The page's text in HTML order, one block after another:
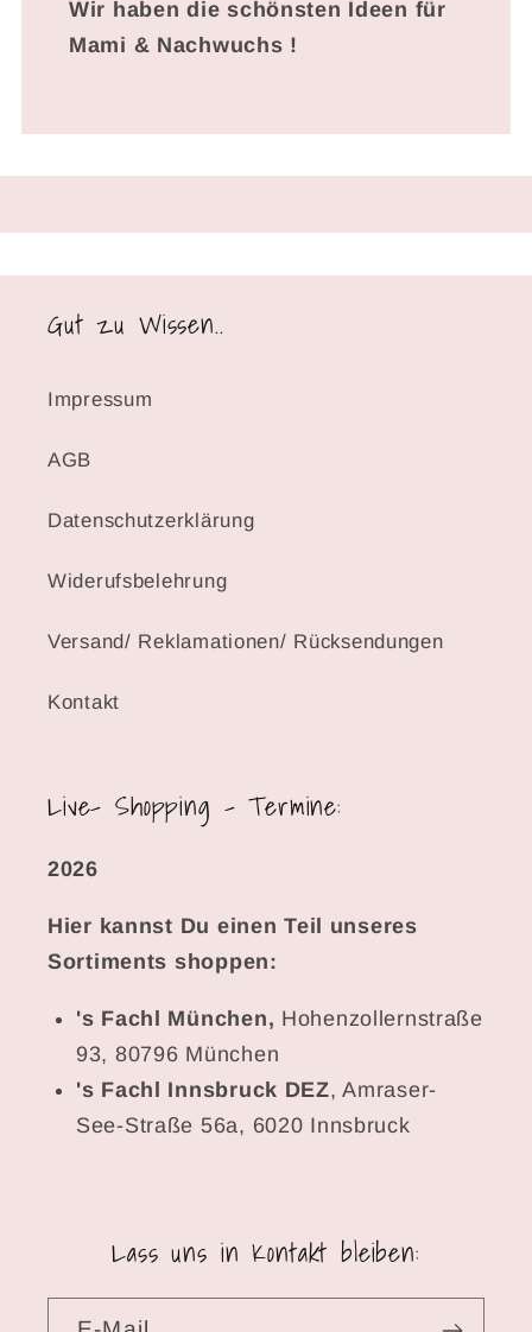
Wir haben die schönsten Ideen für
Mami & Nachwuchs !
Gut zu Wissen..
Impressum
AGB
Datenschutzerklärung
Widerufsbelehrung
Versand/ Reklamationen/ Rücksendungen
Kontakt
Live- Shopping - Termine:
2026
Hier kannst Du einen Teil unseres
Sortiments shoppen:
's Fachl München, Hohenzollernstraße
93, 80796 München
's Fachl Innsbruck DEZ, Amraser-
See-Straße 56a, 6020 Innsbruck
Lass uns in Kontakt bleiben: